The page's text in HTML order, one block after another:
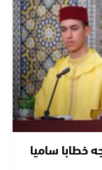
خطابا ساميا